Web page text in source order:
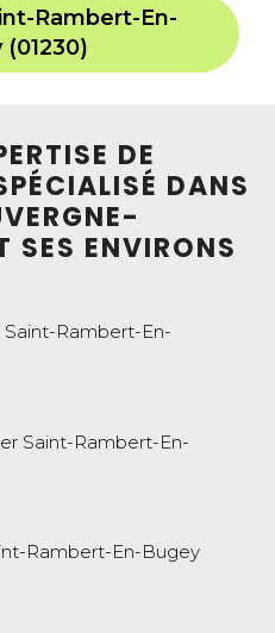
Rambert-En-
DE
DANS
SES ENVIRONS
Rambert-En-
Saint-Rambert-En-
Rambert-En-Bugey